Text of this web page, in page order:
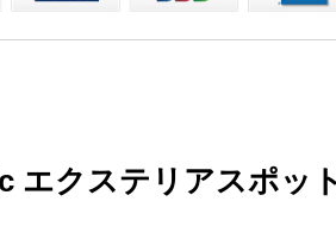
エクステリアスポッ